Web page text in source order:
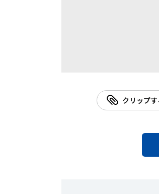
クリップす